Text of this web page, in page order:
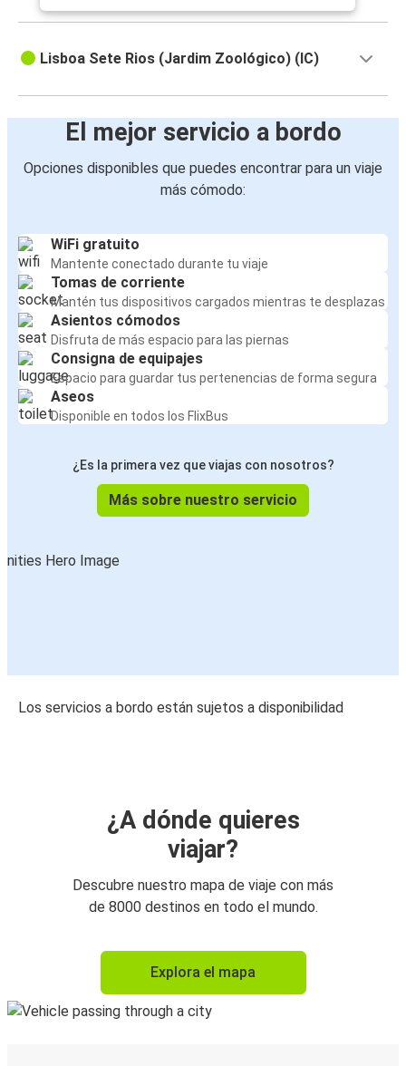
Lisboa Sete Rios (Jardim Zoológico) (IC)
El mejor servicio a bordo
Opciones disponibles que puedes encontrar para un viaje
más cómodo:
WiFi gratuito
Mantente conectado durante tu viaje
Tomas de corriente
Mantén tus dispositivos cargados mientras te desplazas
Asientos cómodos
Disfruta de más espacio para las piernas
Consigna de equipajes
Espacio para guardar tus pertenencias de forma segura
Aseos
Disponible en todos los FlixBus
¿Es la primera vez que viajas con nosotros?
Más sobre nuestro servicio
Los servicios a bordo están sujetos a disponibilidad
¿A dónde quieres
viajar?
Descubre nuestro mapa de viaje con más
de 8000 destinos en todo el mundo.
Explora el mapa